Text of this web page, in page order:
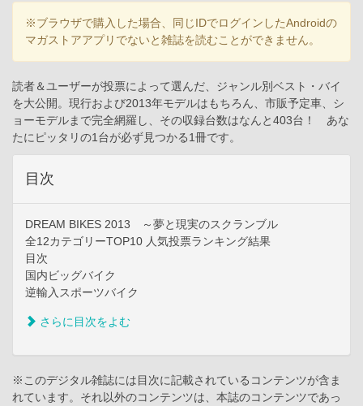
※ブラウザで購入した場合、同じIDでログインしたAndroidの
マガストアアプリでないと雑誌を読むことができません。
読者＆ユーザーが投票によって選んだ、ジャンル別ベスト・バイ
を大公開。現行および2013年モデルはもちろん、市販予定車、シ
ョーモデルまで完全網羅し、その収録台数はなんと403台！ あな
たにピッタリの1台が必ず見つかる1冊です。
目次
DREAM BIKES 2013 ～夢と現実のスクランブル
全12カテゴリーTOP10 人気投票ランキング結果
目次
国内ビッグバイク
逆輸入スポーツバイク
さらに目次をよむ
※このデジタル雑誌には目次に記載されているコンテンツが含ま
れています。それ以外のコンテンツは、本誌のコンテンツであっ